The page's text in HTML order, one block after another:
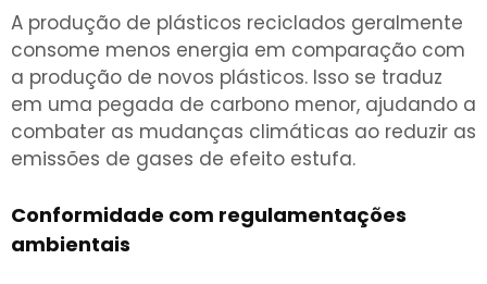
A produção de plásticos reciclados geralmente
consome menos energia em comparação com
a produção de novos plásticos. Isso se traduz
em uma pegada de carbono menor, ajudando a
combater as mudanças climáticas ao reduzir as
emissões de gases de efeito estufa.
Conformidade com regulamentações
ambientais